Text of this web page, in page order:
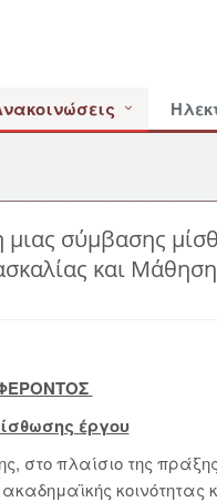
σύμβασης
και
έργου
στο πλαίσιο της